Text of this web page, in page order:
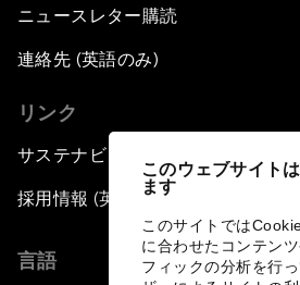
このウェブサイト
ます
このサイトでは
に合わせたコンテン
フィックの分析を行
ニュースレター購読
連絡先 (英語のみ)
リンク
サステナビリティへの取り組み
採用情報 (英語のみ)
言語